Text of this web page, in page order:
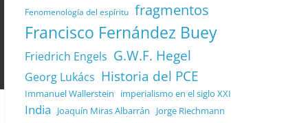
Fenomenología del espíritu fragmentos
Francisco Fernández Buey
Friedrich Engels G.W.F. Hegel
Georg Lukács Historia del PCE
Immanuel Wallerstein imperialismo en el siglo XXI
India Joaquín Miras Albarrán Jorge Riechmann